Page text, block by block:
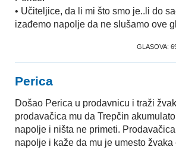
• Učiteljice, da li mi što smo je..li do
izađemo napolje da ne slušamo ove
GLASOVA:
Perica
Došao Perica u prodavnicu i traži
prodavačica mu da Trepčin
napolje i ništa ne primeti.
napolje i kaže da mu je umesto žvaka